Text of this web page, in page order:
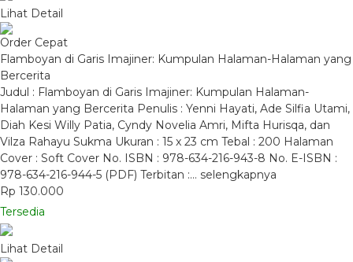
Lihat Detail
Order Cepat
Flamboyan di Garis Imajiner: Kumpulan Halaman-Halaman yang
Bercerita
Judul : Flamboyan di Garis Imajiner: Kumpulan Halaman-
Halaman yang Bercerita Penulis : Yenni Hayati, Ade Silfia Utami,
Diah Kesi Willy Patia, Cyndy Novelia Amri, Mifta Hurisqa, dan
Vilza Rahayu Sukma Ukuran : 15 x 23 cm Tebal : 200 Halaman
Cover : Soft Cover No. ISBN : 978-634-216-943-8 No. E-ISBN :
978-634-216-944-5 (PDF) Terbitan :… selengkapnya
Rp 130.000
Tersedia
Lihat Detail